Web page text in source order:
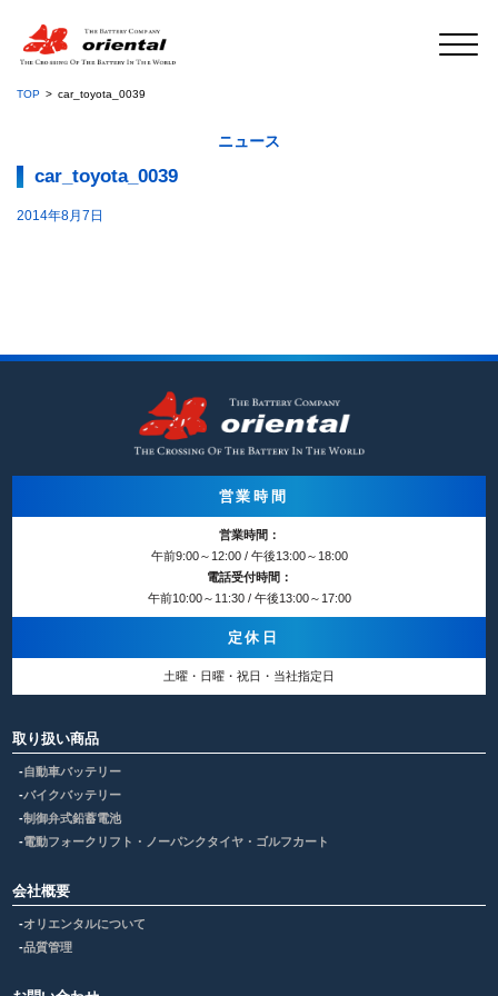
TOP car_toyota_0039
ニュース
car_toyota_0039
2014年8月7日
営業時間
営業時間：
午前9:00～12:00 / 午後13:00～18:00
電話受付時間：
午前10:00～11:30 / 午後13:00～17:00
定休日
土曜・日曜・祝日・当社指定日
取り扱い商品
自動車バッテリー
バイクバッテリー
制御弁式鉛蓄電池
電動フォークリフト・ノーパンクタイヤ・ゴルフカート
会社概要
オリエンタルについて
品質管理